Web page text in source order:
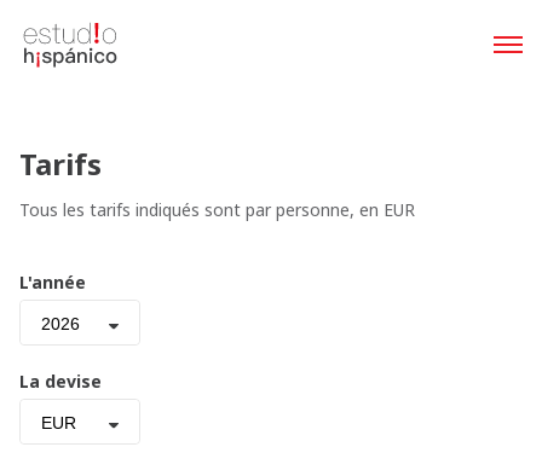
Tarifs
Tous les tarifs indiqués sont par personne, en EUR
L'année
2026
La devise
EUR